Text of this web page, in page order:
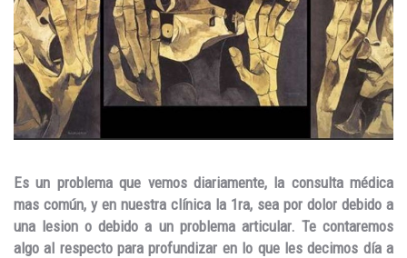
Es un problema que vemos diariamente, la consulta médica
mas común, y en nuestra clínica la 1ra, sea por dolor debido a
una lesion o debido a un problema articular. Te contaremos
algo al respecto para profundizar en lo que les decimos día a